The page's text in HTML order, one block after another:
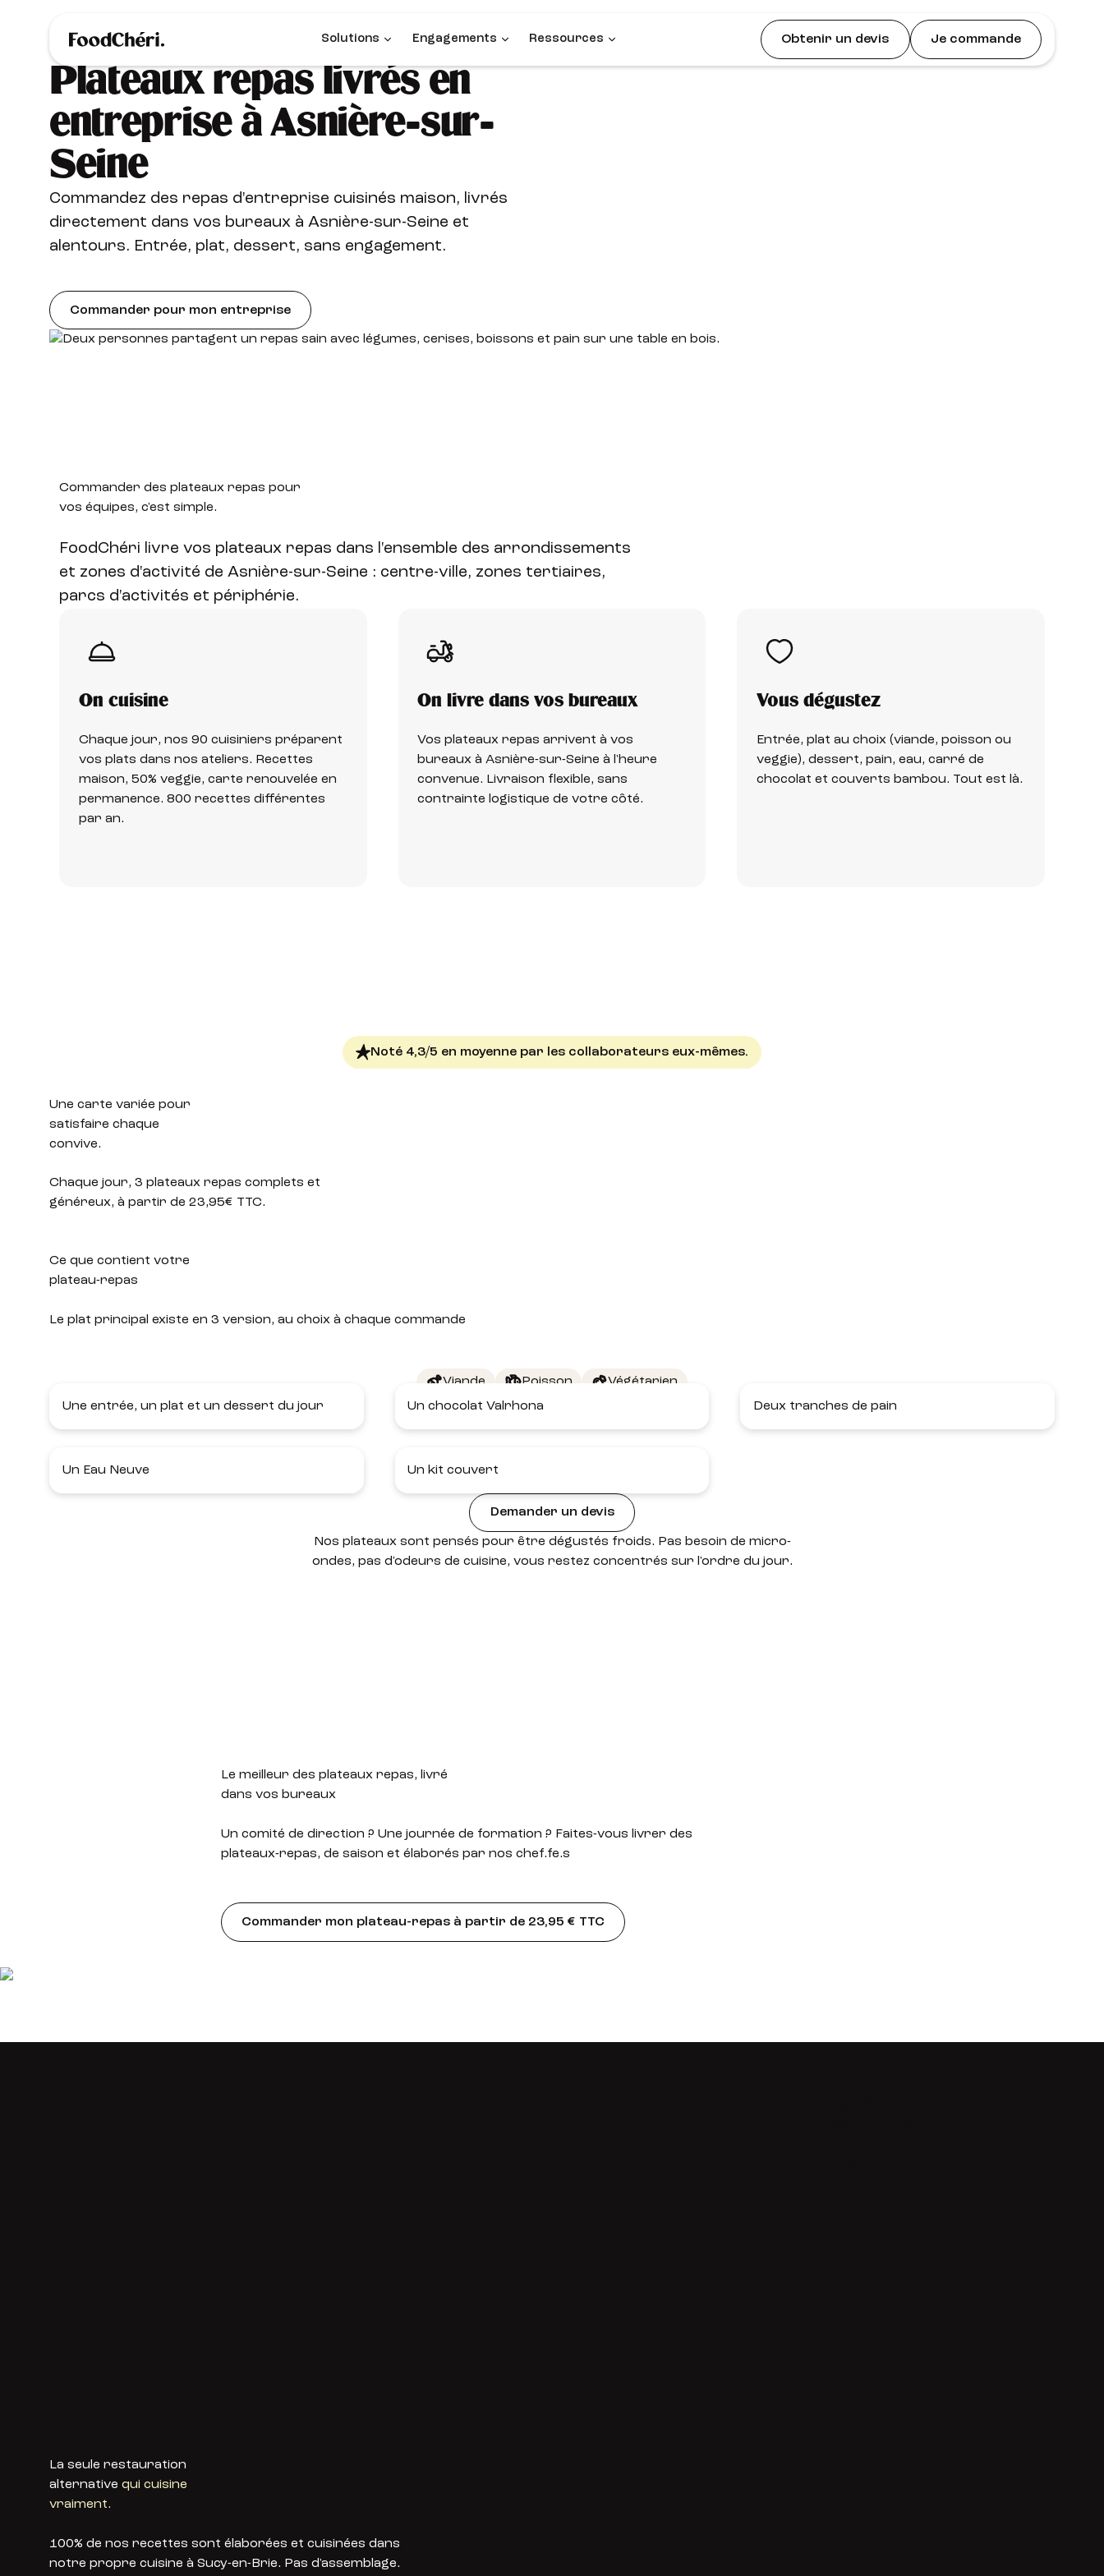
Solutions Engagements Ressources Obtenir un devis Je commande
Plateaux repas livrés en
entreprise à Asnière-sur-
Seine
Commandez des repas d'entreprise cuisinés maison, livrés
directement dans vos bureaux à Asnière-sur-Seine et
alentours. Entrée, plat, dessert, sans engagement.
Commander pour mon entreprise
Commander des plateaux repas pour
vos équipes, c'est simple.
FoodChéri livre vos plateaux repas dans l'ensemble des arrondissements
et zones d'activité de Asnière-sur-Seine : centre-ville, zones tertiaires,
parcs d'activités et périphérie.
On cuisine
Chaque jour, nos 90 cuisiniers préparent
vos plats dans nos ateliers. Recettes
maison, 50% veggie, carte renouvelée en
permanence. 800 recettes différentes
par an.
On livre dans vos bureaux
Vos plateaux repas arrivent à vos
bureaux à Asnière-sur-Seine à l'heure
convenue. Livraison flexible, sans
contrainte logistique de votre côté.
Vous dégustez
Entrée, plat au choix (viande, poisson ou
veggie), dessert, pain, eau, carré de
chocolat et couverts bambou. Tout est là.
Noté 4,3/5 en moyenne par les collaborateurs eux-mêmes.
Une carte variée pour
satisfaire chaque
convive.
Chaque jour, 3 plateaux repas complets et
généreux, à partir de 23,95€ TTC.
Ce que contient votre
plateau-repas
Le plat principal existe en 3 version, au choix à chaque commande
Viande Poisson
Végétarien
Une entrée, un plat et un dessert du jour
Un chocolat Valrhona Deux tranches de pain
Un Eau Neuve Un kit couvert
Demander un devis
Nos plateaux sont pensés pour être dégustés froids. Pas besoin de micro-
ondes, pas d'odeurs de cuisine, vous restez concentrés sur l'ordre du jour.
Le meilleur des plateaux repas, livré
dans vos bureaux
Un comité de direction ? Une journée de formation ? Faites-vous livrer des
plateaux-repas, de saison et élaborés par nos chef.fe.s
Commander mon plateau-repas à partir de 23,95 € TTC
La seule restauration
alternative qui cuisine
vraiment.
100% de nos recettes sont élaborées et cuisinées dans
notre propre cuisine à Sucy-en-Brie. Pas d'assemblage.